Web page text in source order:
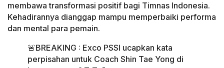
membawa transformasi positif bagi Timnas Indonesia.
Kehadirannya dianggap mampu memperbaiki performa
dan mental para pemain.
🚨BREAKING : Exco PSSI ucapkan kata
perpisahan untuk Coach Shin Tae Yong di